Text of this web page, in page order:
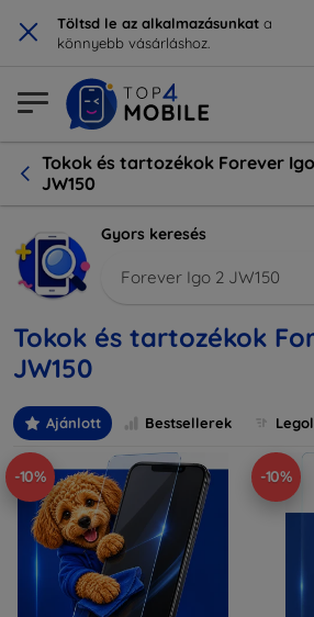
× Töltsd le az alkalmazásunkat a
könnyebb vásárláshoz.
Tokok és tartozékok Forever
JW150
Gyors keresés
Forever Igo 2 JW150
Tokok és tartozékok
JW150
Ajánlott Bestsellerek
-10% -10%